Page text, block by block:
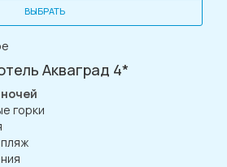
ВЫБРАТЬ
Акваград 4*
горки
пляж